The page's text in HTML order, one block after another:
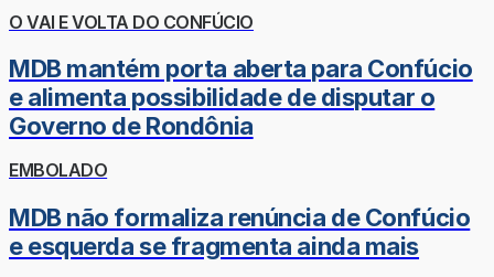
O VAI E VOLTA DO CONFÚCIO
MDB mantém porta aberta para Confúcio
e alimenta possibilidade de disputar o
Governo de Rondônia
EMBOLADO
MDB não formaliza renúncia de Confúcio
e esquerda se fragmenta ainda mais